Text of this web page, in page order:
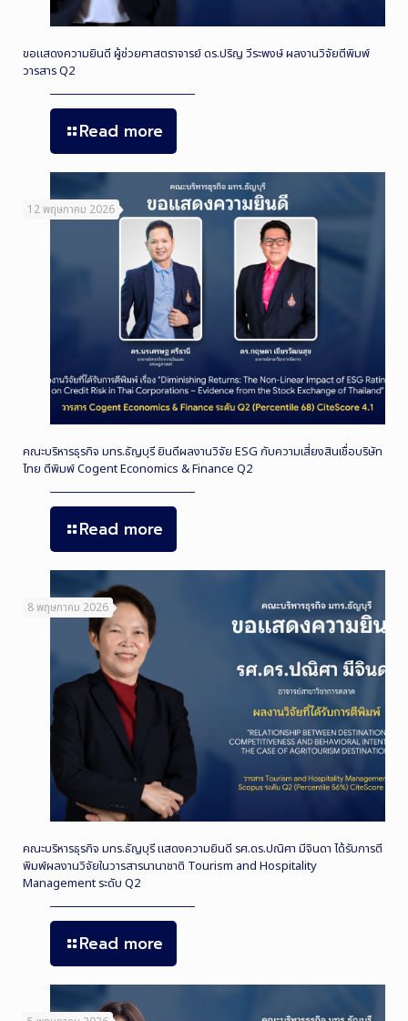
ขอแสดงความยินดี ผู้ช่วยศาสตราจารย์ ดร.ปริญ วีระพงษ์ ผลงานวิจัยตีพิมพ์
วารสาร Q2
Read more
12 พฤษภาคม 2026
คณะบริหารธุรกิจ มทร.ธัญบุรี ยินดีผลงานวิจัย ESG กับความเสี่ยงสินเชื่อบริษัท
ไทย ตีพิมพ์ Cogent Economics & Finance Q2
Read more
8 พฤษภาคม 2026
คณะบริหารธุรกิจ มทร.ธัญบุรี แสดงความยินดี รศ.ดร.ปณิศา มีจินดา ได้รับการตี
พิมพ์ผลงานวิจัยในวารสารนานาชาติ Tourism and Hospitality
Management ระดับ Q2
Read more